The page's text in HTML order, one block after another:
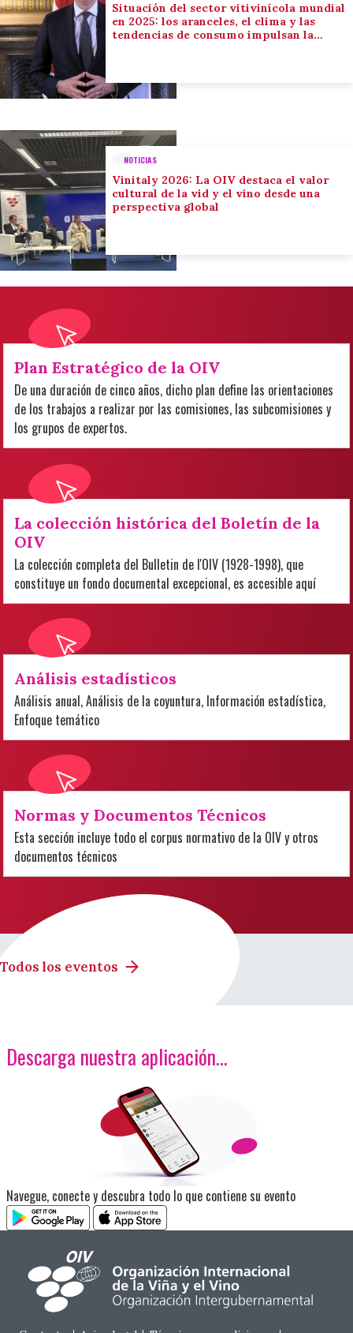
Situación del sector vitivinícola mundial
en 2025: los aranceles, el clima y las
tendencias de consumo impulsan la
NOTICIAS
Vinitaly 2026: La OIV destaca el valor
cultural de la vid y el vino desde una
perspectiva global
Plan Estratégico de la OIV
De una duración de cinco años, dicho plan define las orientaciones
de los trabajos a realizar por las comisiones, las subcomisiones y
los grupos de expertos.
La colección histórica del Boletín de la
OIV
La colección completa del Bulletin de l'OIV (1928-1998), que
constituye un fondo documental excepcional, es accesible aquí
Análisis estadísticos
Análisis anual, Análisis de la coyuntura, Información estadística,
Enfoque temático
Normas y Documentos Técnicos
Esta sección incluye todo el corpus normativo de la OIV y otros
documentos técnicos
Todos los eventos
Descarga nuestra aplicación…
<p>Imagen</p>
Navegue, conecte y descubra todo lo que contiene su evento